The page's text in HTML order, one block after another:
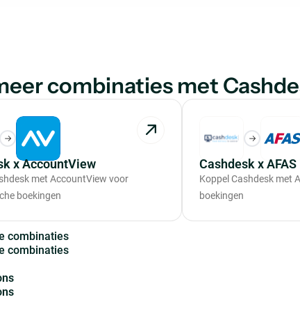
combinaties met
x AccountView
met AccountView voor
boekingen
Cashdesk x AFAS
Koppel Cashdesk met
boekingen
combinaties